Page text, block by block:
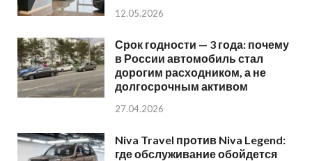
12.05.2026
Срок годности — 3 года: почему
в России автомобиль стал
дорогим расходником, а не
долгосрочным активом
27.04.2026
Niva Travel против Niva Legend:
где обслуживание обойдется